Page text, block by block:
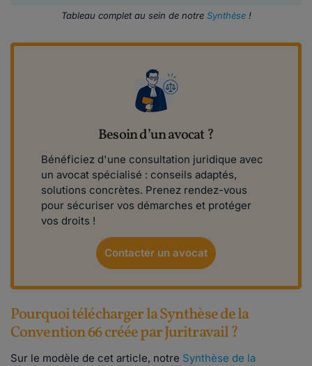
Tableau complet au sein de notre Synthèse!
Besoin d’un avocat ?
Bénéficiez d'une consultation juridique avec
un avocat spécialisé : conseils adaptés,
solutions concrètes. Prenez rendez-vous
pour sécuriser vos démarches et protéger
vos droits !
Contacter un avocat
Pourquoi télécharger la Synthèse de la
Convention 66 créée par Juritravail ?
Sur le modèle de cet article, notre Synthèse de la